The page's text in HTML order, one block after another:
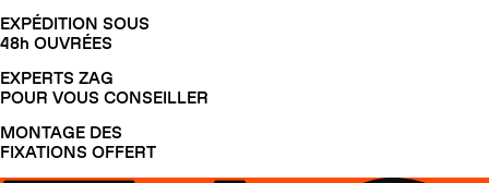
EXPÉDITION SOUS
48h OUVRÉES
EXPERTS ZAG
POUR VOUS CONSEILLER
MONTAGE DES
FIXATIONS OFFERT